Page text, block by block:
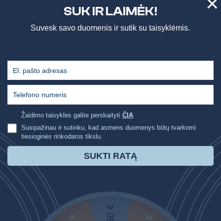
Kлассические роллеты
Деревянные жалюзи
Рамочные москитные сетки
Шторы с вертикальными полосами
Гаражные ворота
Маркизы
Перголы
Биоклиматические перголы
Изделия для сада
Шоурумы
TКАНИ ПЛИССИРОВАННЫЕ
ЖАЛЮЗИ
ВЫБЕРИ ТКАНЬ
SUK IR LAIMĖK!
Suvesk savo duomenis ir sutik su taisyklėmis.
Žaidimo taisykles galite perskaityti ČIA
Susipažinau ir sutinku, kad asmens duomenys būtų tvarkomi
tiesioginės rinkodaros tikslu.
SUKTI RATĄ
50 €